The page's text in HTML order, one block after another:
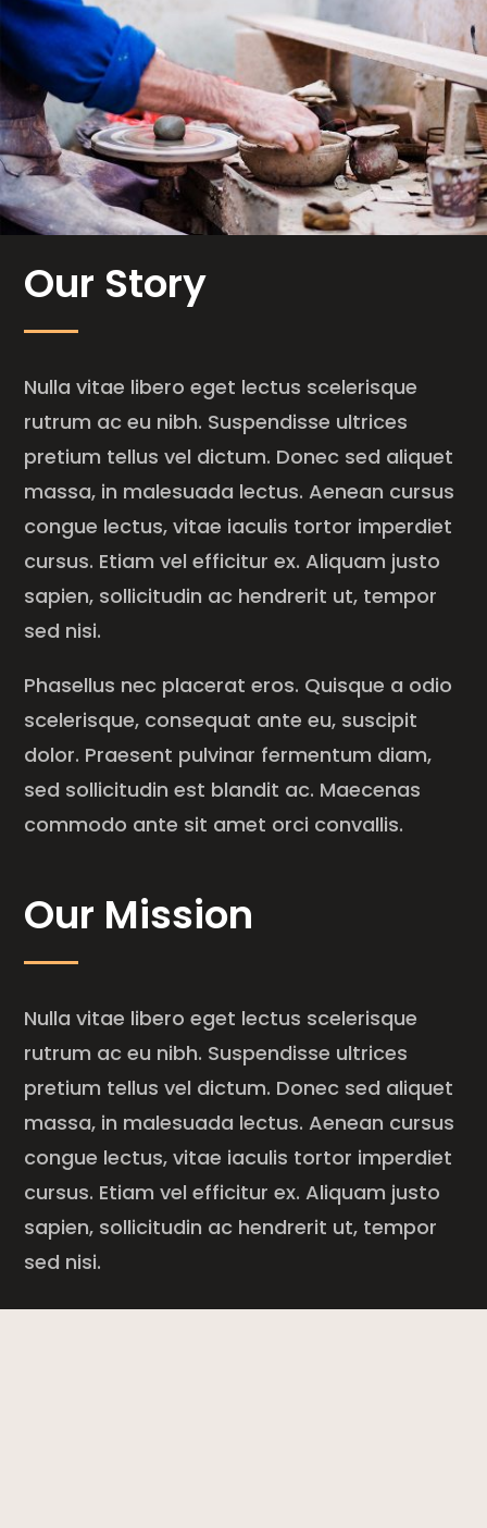
Our Story
Nulla vitae libero eget lectus scelerisque
rutrum ac eu nibh. Suspendisse ultrices
pretium tellus vel dictum. Donec sed aliquet
massa, in malesuada lectus. Aenean cursus
congue lectus, vitae iaculis tortor imperdiet
cursus. Etiam vel efficitur ex. Aliquam justo
sapien, sollicitudin ac hendrerit ut, tempor
sed nisi.
Phasellus nec placerat eros. Quisque a odio
scelerisque, consequat ante eu, suscipit
dolor. Praesent pulvinar fermentum diam,
sed sollicitudin est blandit ac. Maecenas
commodo ante sit amet orci convallis.
Our Mission
Nulla vitae libero eget lectus scelerisque
rutrum ac eu nibh. Suspendisse ultrices
pretium tellus vel dictum. Donec sed aliquet
massa, in malesuada lectus. Aenean cursus
congue lectus, vitae iaculis tortor imperdiet
cursus. Etiam vel efficitur ex. Aliquam justo
sapien, sollicitudin ac hendrerit ut, tempor
sed nisi.